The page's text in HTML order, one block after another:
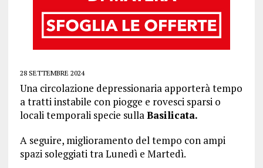
28 SETTEMBRE 2024
Una circolazione depressionaria apporterà tempo
a tratti instabile con piogge e rovesci sparsi o
locali temporali specie sullaBasilicata.
A seguire, miglioramento del tempo con ampi
spazi soleggiati tra Lunedì e Martedì.